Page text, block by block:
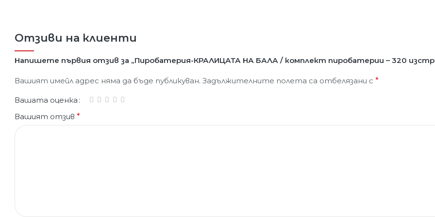
Отзиви на клиенти
Напишете първия отзив за „Пиробатерия-КРАЛИЦАТА НА БАЛА / комплект пиробатерии – 320
Вашият имейл адрес няма да бъде публикуван. Задължителните полета са отбелязани с *
Вашата оценка
Вашият отзив *